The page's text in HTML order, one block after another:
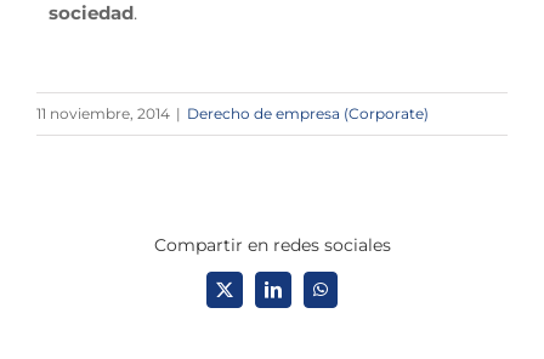
sociedad.
11 noviembre, 2014 | Derecho de empresa (Corporate)
Compartir en redes sociales
X LinkedInWhatsApp